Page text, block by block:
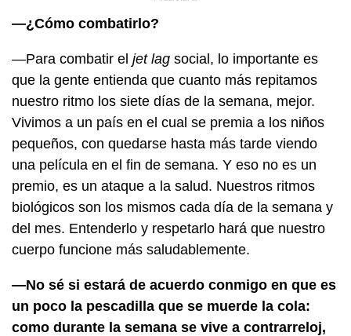
—¿Cómo combatirlo?
—Para combatir el jet lag social, lo importante es
que la gente entienda que cuanto más repitamos
nuestro ritmo los siete días de la semana, mejor.
Vivimos a un país en el cual se premia a los niños
pequeños, con quedarse hasta más tarde viendo
una película en el fin de semana. Y eso no es un
premio, es un ataque a la salud. Nuestros ritmos
biológicos son los mismos cada día de la semana y
del mes. Entenderlo y respetarlo hará que nuestro
cuerpo funcione más saludablemente.
—No sé si estará de acuerdo conmigo en que es
un poco la pescadilla que se muerde la cola:
como durante la semana se vive a contrarreloj,